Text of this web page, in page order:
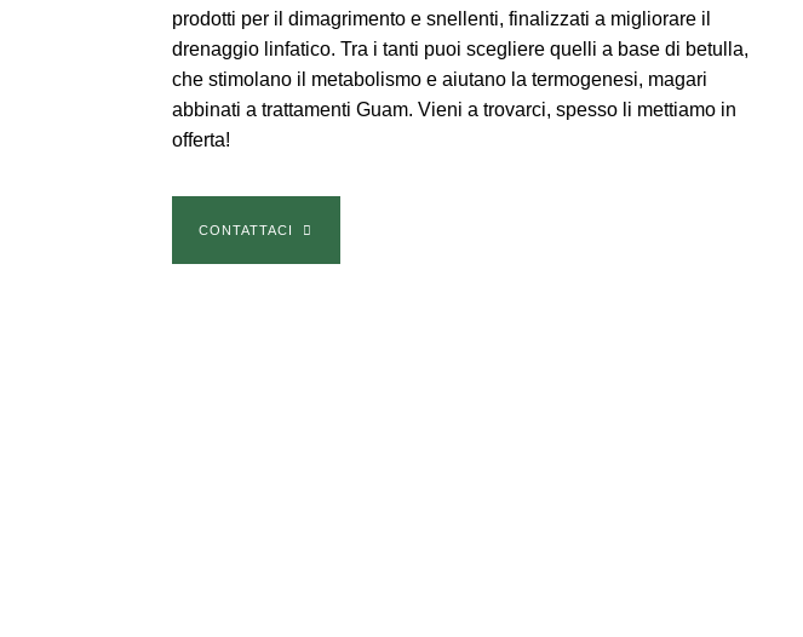
prodotti per il dimagrimento e snellenti, finalizzati a migliorare il
drenaggio linfatico. Tra i tanti puoi scegliere quelli a base di betulla,
che stimolano il metabolismo e aiutano la termogenesi, magari
abbinati a trattamenti Guam. Vieni a trovarci, spesso li mettiamo in
offerta!
CONTATTACI